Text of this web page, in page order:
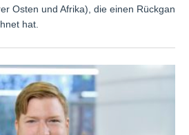
Osten und Afrika), die einen Rückgang
hat.